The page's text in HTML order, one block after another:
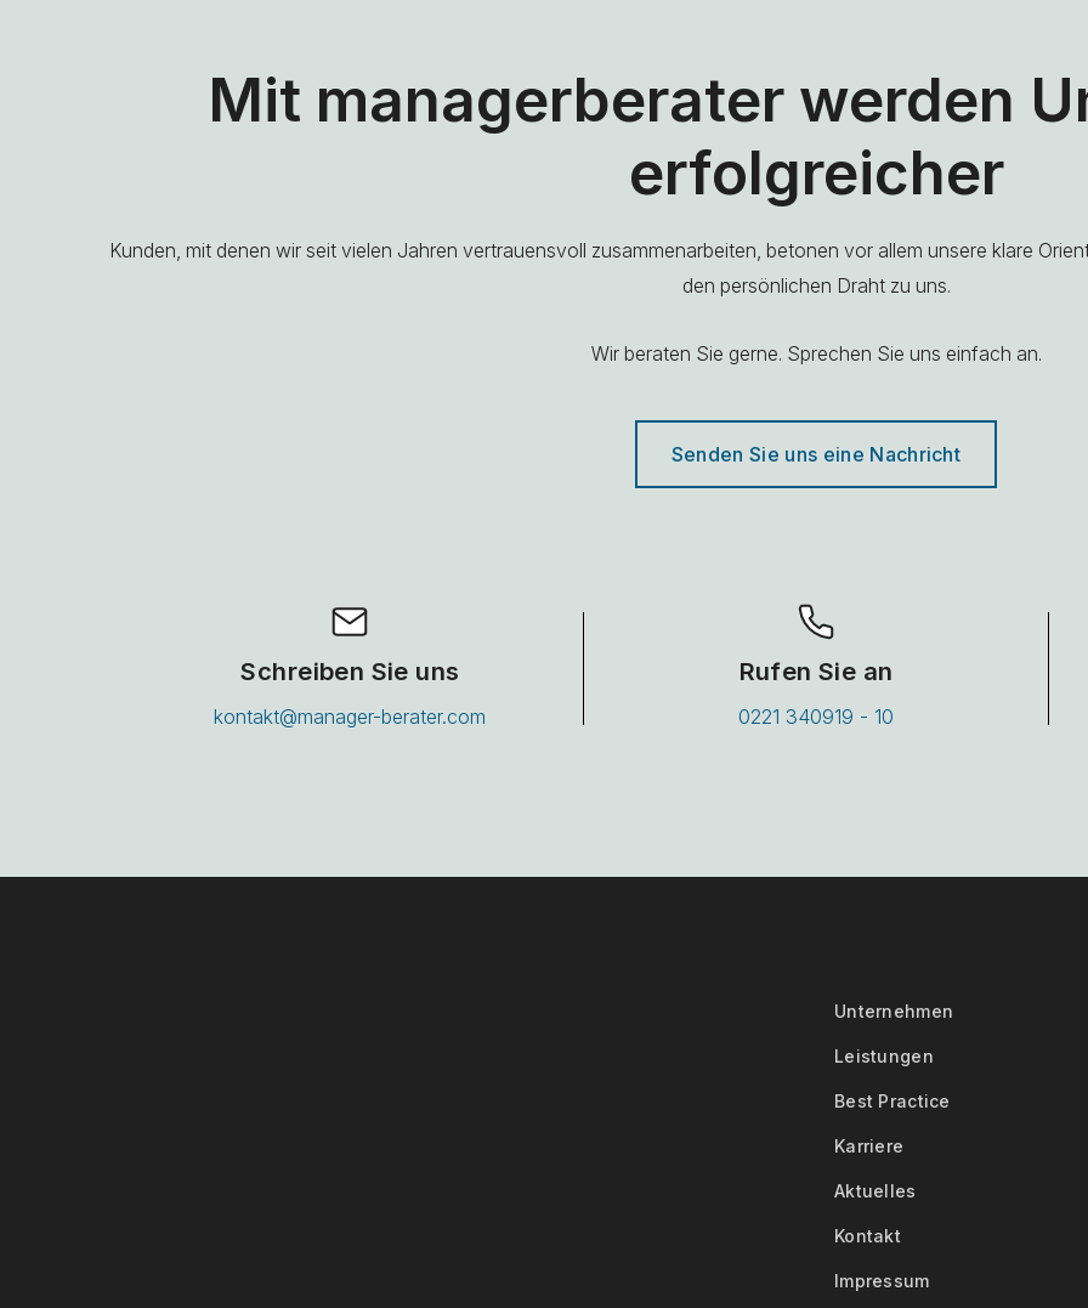
Mit managerberater werden
erfolgreicher
Kunden, mit denen wir seit vielen Jahren vertrauensvoll zusammenarbeiten, betonen vor allem unsere klare
den persönlichen Draht zu uns.
Wir beraten Sie gerne. Sprechen Sie uns einfach an.
Senden Sie uns eine Nachricht
Schreiben Sie uns
kontakt@manager-berater.com
Rufen Sie an
0221 340919 - 10
Unternehmen
Leistungen
Best Practice
Karriere
Aktuelles
Kontakt
Impressum